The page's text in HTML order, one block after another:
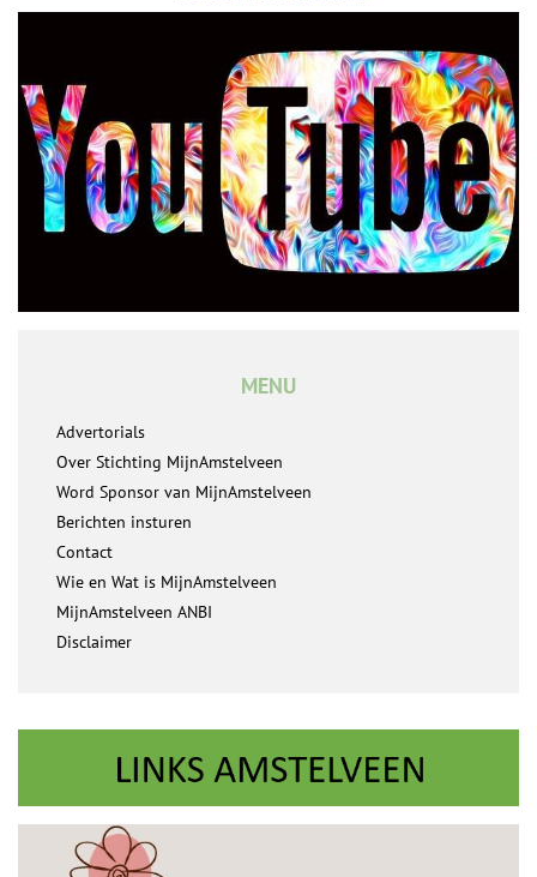
MENU
Advertorials
Over Stichting MijnAmstelveen
Word Sponsor van MijnAmstelveen
Berichten insturen
Contact
Wie en Wat is MijnAmstelveen
MijnAmstelveen ANBI
Disclaimer